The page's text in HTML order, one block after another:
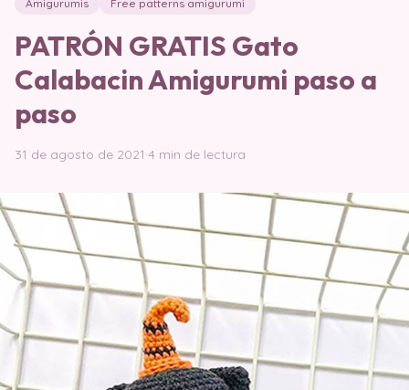
Amigurumis Free patterns amigurumi
PATRÓN GRATIS Gato
Calabacin Amigurumi paso a
paso
31 de agosto de 2021·4 min de lectura